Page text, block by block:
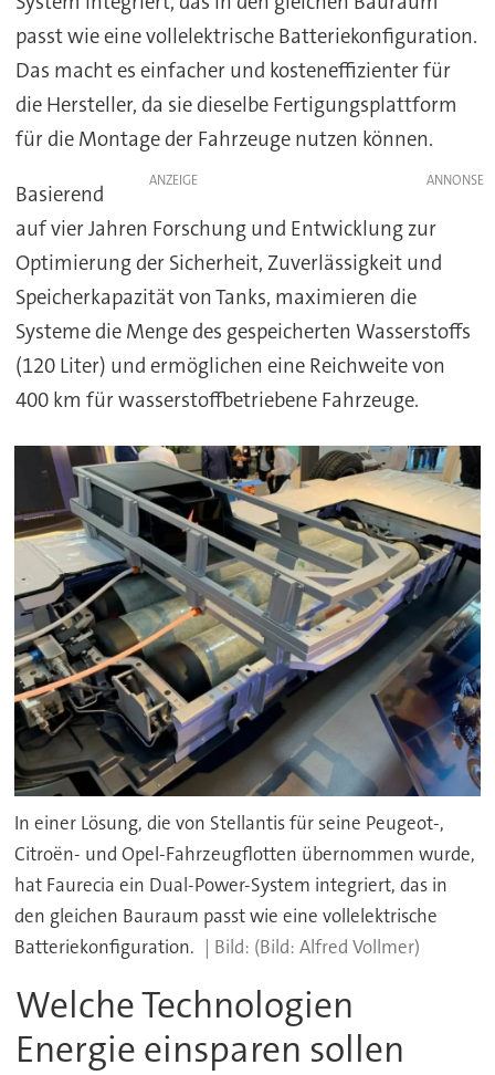
passt wie eine vollelektrische Batteriekonfiguration.
Das macht es einfacher und kosteneffizienter für
die Hersteller, da sie dieselbe Fertigungsplattform
für die Montage der Fahrzeuge nutzen können.
ANZEIGE
Basierend
auf vier Jahren Forschung und Entwicklung zur
Optimierung der Sicherheit, Zuverlässigkeit und
Speicherkapazität von Tanks, maximieren die
Systeme die Menge des gespeicherten Wasserstoffs
(120 Liter) und ermöglichen eine Reichweite von
400 km für wasserstoffbetriebene Fahrzeuge.
In einer Lösung, die von Stellantis für seine Peugeot-,
Citroën- und Opel-Fahrzeugflotten übernommen wurde,
hat Faurecia ein Dual-Power-System integriert, das in
den gleichen Bauraum passt wie eine vollelektrische
Batteriekonfiguration.
(Bild: Alfred Vollmer)
Welche Technologien
Energie einsparen sollen